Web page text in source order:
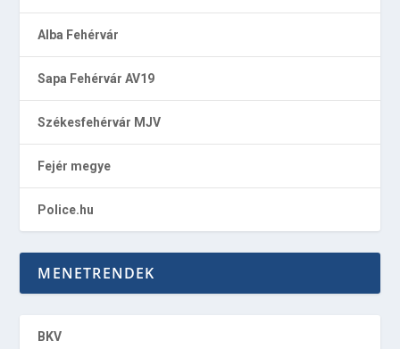
Alba Fehérvár
Sapa Fehérvár AV19
Székesfehérvár MJV
Fejér megye
Police.hu
MENETRENDEK
BKV